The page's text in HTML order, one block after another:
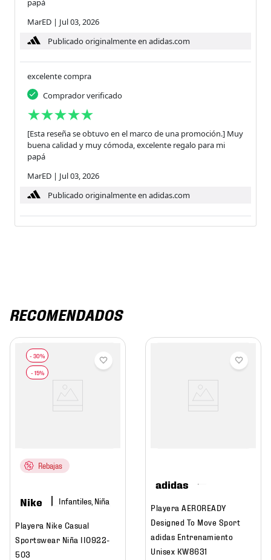
papá
MarED | Jul 03, 2026
Publicado originalmente en adidas.com
excelente compra
Comprador verificado
[Esta reseña se obtuvo en el marco de una promoción.] Muy
buena calidad y muy cómoda, excelente regalo para mi
papá
MarED | Jul 03, 2026
Publicado originalmente en adidas.com
RECOMENDADOS
Rebajas
Nike Infantiles, Niña
Playera Nike Casual
Sportswear Niña II0922-
503
adidas
Playera AEROREADY
Designed To Move Sport
adidas Entrenamiento
Unisex KW8631